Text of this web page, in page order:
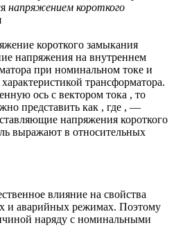
напряжением короткого
короткого замыкания
напряжения на внутреннем
при номинальном токе и
трансформатора.
ось с вектором тока , то
представить как , где , —
напряжения короткого
выражают в относительных
влияние на свойства
и аварийных режимах. Поэтому
наряду с номинальными